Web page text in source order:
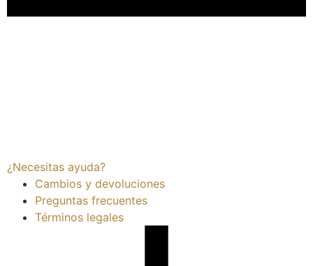
¿Necesitas ayuda?
Cambios y devoluciones
Preguntas frecuentes
Términos legales